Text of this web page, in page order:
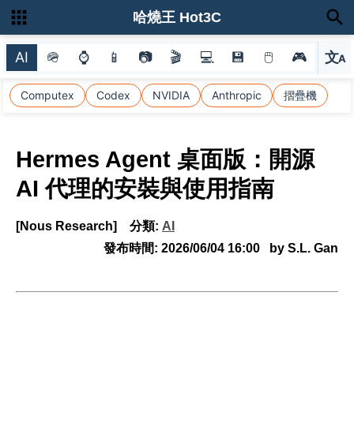
AI 🪖 ⌚ 📱 📷 🎬 💻 💾 🖱 🎮 文A
選
Computex Codex NVIDIA Anthropic 摺疊機
哈燒王 Hot3C
Hermes Agent 桌面版：開源
AI 代理的安裝與使用指南
[Nous Research] 分類: AI
發布時間: 2026/06/04 16:00 by S.L. Gan